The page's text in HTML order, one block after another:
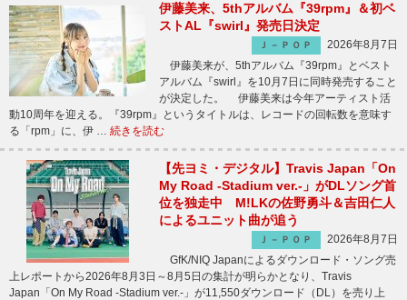
伊藤美来、5thアルバム『39rpm』＆初ベ
ストAL『swirl』発売日決定
Ｊ－ＰＯＰ
2026年8月7日
伊藤美来が、5thアルバム『39rpm』とベスト
アルバム『swirl』を10月7日に同時発売すること
が決定した。 伊藤美来は今年アーティスト活
動10周年を迎える。『39rpm』というタイトルは、レコードの回転数を意味す
る「rpm」に、伊 … 続きを読む
【先ヨミ・デジタル】Travis Japan「On
My Road -Stadium ver.-」がDLソング首
位を独走中 M!LKの佐野勇斗＆吉田仁人
によるユニット曲が追う
Ｊ－ＰＯＰ
2026年8月7日
GfK/NIQ Japanによるダウンロード・ソング売
上レポートから2026年8月3日～8月5日の集計が明らかとなり、Travis
Japan「On My Road -Stadium ver.-」が11,550ダウンロード（DL）を売り上